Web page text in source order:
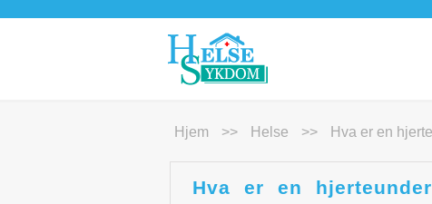
Hjem >> Helse >> Hva er en
Hva er en